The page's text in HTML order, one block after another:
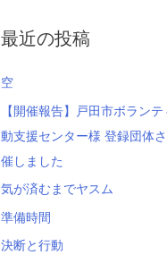
最近の投稿
空
【開催報告】戸田市ボラン
動支援センター様 登録団体
催しました
気が済むまでヤスム
準備時間
決断と行動